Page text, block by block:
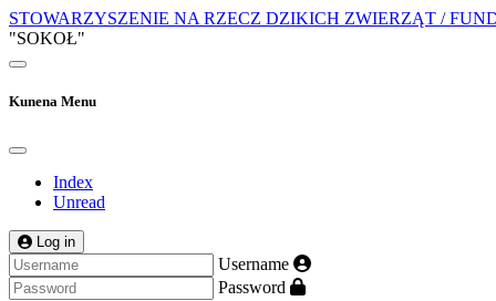
STOWARZYSZENIE NA RZECZ DZIKICH ZWIERZĄT /
"SOKOŁ"
Kunena Menu
Index
Unread
Log in
Username
Password